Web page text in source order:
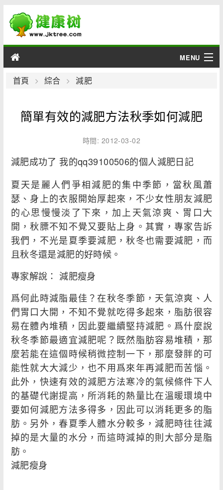
MENU
男性
疾病
首頁 綜合 減肥
簡單有效的減肥方法秋季如何減肥
時間: 2012-03-02
減肥成功了 我的qq39100506的個人減肥日記
夏天是麗人們爭相減肥的集中季節，當秋風蕭
瑟、身上的衣服開始厚起來，不少女性朋友減肥
的心思慢慢淡了下來，加上天氣涼爽、胃口大
開，秋膘不知不覺又要貼上身。其實，專家告訴
我們，不光是夏季要減肥，秋冬也需要減肥，而
且秋冬還是減肥的好時候。
專家解說： 減肥瘦身
爲何此時減脂最佳？在秋冬季節，天氣涼爽、人
們胃口大開，不知不覺就吃得多起來，脂肪很容
易在體內堆積，因此要繼續堅持減肥。爲什麼說
秋冬季節最適宜減肥呢？既然脂肪容易堆積，那
麼若能在這個時候稍微控制一下，那麼發胖的可
能性就大大減少，也不用爲來年再減肥而苦惱。
此外，快速有效的減肥方法寒冷的氣候條件下人
的基礎代謝提高，所消耗的熱量比在溫暖環境中
要如何減肥方法多得多，因此可以消耗更多的脂
肪。另外，春夏季人體水分較多，減肥時往往減
掉的是大量的水分，而這時減掉的則大部分是脂
肪。
減肥瘦身